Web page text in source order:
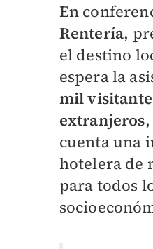
En
Rentería,
el destino
espera la
mil
extranjeros
cuenta una
hotelera de
para todos